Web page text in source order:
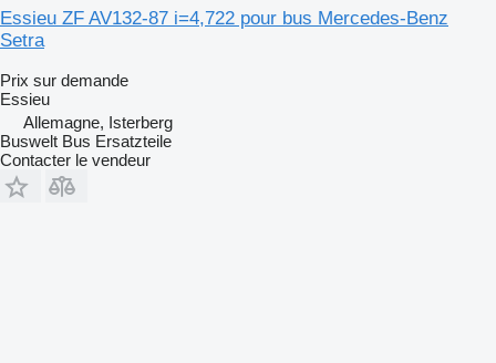
Essieu ZF AV132-87 i=4,722 pour bus Mercedes-Benz
Setra
Prix sur demande
Essieu
Allemagne, Isterberg
Buswelt Bus Ersatzteile
Contacter le vendeur